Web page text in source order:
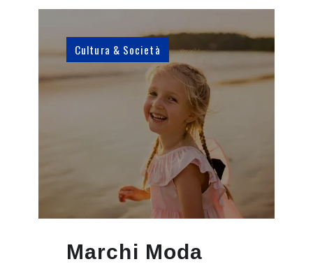
Cultura & Società
Marchi Moda